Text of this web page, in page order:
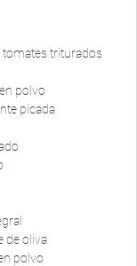
tomates triturados
polvo
picada
de oliva
polvo